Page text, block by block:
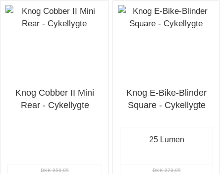
Knog Cobber II Mini
Rear - Cykellygte
DKK 356,95
Knog E-Bike-Blinder
Square - Cykellygte
25 Lumen
DKK 273,95